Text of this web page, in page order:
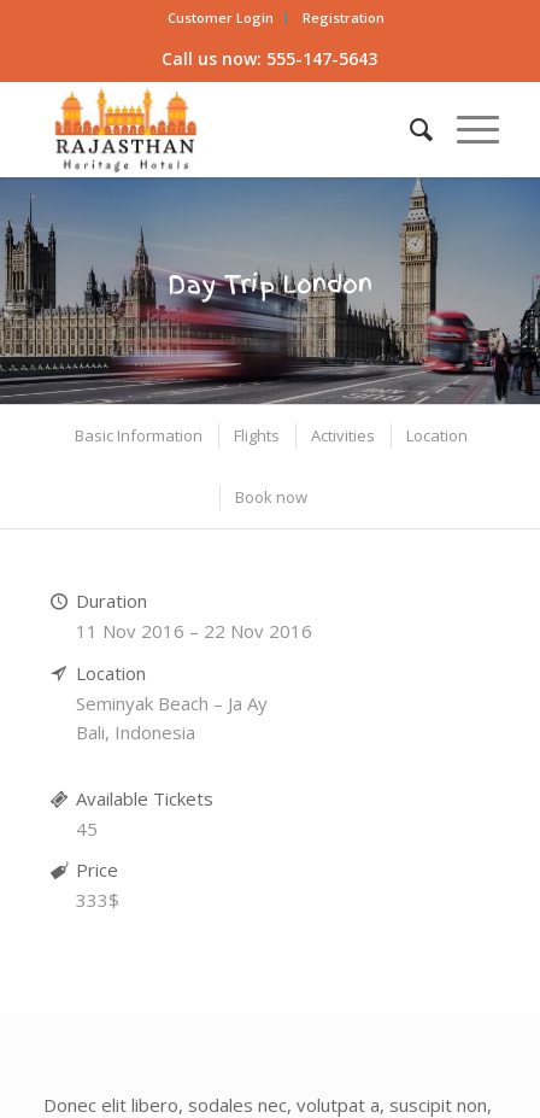
Customer Login Registration
Call us now: 555-147-5643
Day Trip London
Basic Information Flights Activities Location
Book now
Duration
11 Nov 2016 – 22 Nov 2016
Location
Seminyak Beach – Ja Ay
Bali, Indonesia
Available Tickets
45
Price
333$
Donec elit libero, sodales nec, volutpat a, suscipit non,